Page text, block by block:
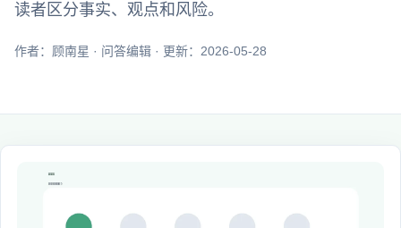
读者区分事实、观点和风险。
作者：顾南星 · 问答编辑 · 更新：2026-05-28